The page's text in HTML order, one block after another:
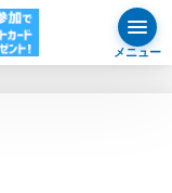
メニュー